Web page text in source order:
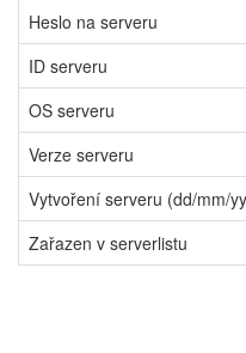
Heslo na serveru
ID serveru
OS serveru
Verze serveru
Vytvoření serveru (dd/mm/
Zařazen v serverlistu